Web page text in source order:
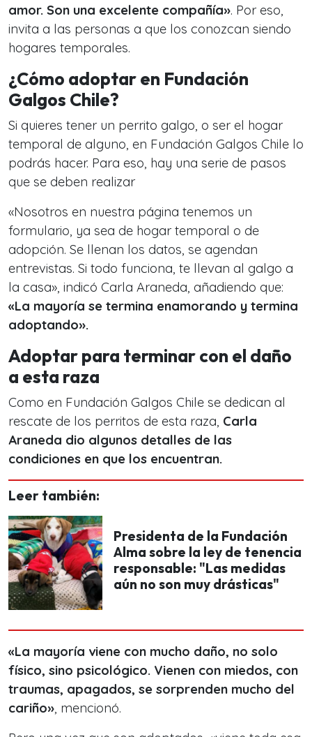
amor. Son una excelente compañía». Por eso,
invita a las personas a que los conozcan siendo
hogares temporales.
¿Cómo adoptar en Fundación
Galgos Chile?
Si quieres tener un perrito galgo, o ser el hogar
temporal de alguno, en Fundación Galgos Chile lo
podrás hacer. Para eso, hay una serie de pasos
que se deben realizar
«Nosotros en nuestra página tenemos un
formulario, ya sea de hogar temporal o de
adopción. Se llenan los datos, se agendan
entrevistas. Si todo funciona, te llevan al galgo a
la casa», indicó Carla Araneda, añadiendo que:
«La mayoría se termina enamorando y termina
adoptando».
Adoptar para terminar con el daño
a esta raza
Como en Fundación Galgos Chile se dedican al
rescate de los perritos de esta raza, Carla
Araneda dio algunos detalles de las
condiciones en que los encuentran.
Leer también:
Presidenta de la Fundación
Alma sobre la ley de tenencia
responsable: "Las medidas
aún no son muy drásticas"
«La mayoría viene con mucho daño, no solo
físico, sino psicológico. Vienen con miedos, con
traumas, apagados, se sorprenden mucho del
cariño», mencionó.